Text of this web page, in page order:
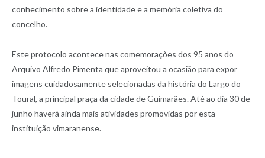
conhecimento sobre a identidade e a memória coletiva do
concelho.
Este protocolo acontece nas comemorações dos 95 anos do
Arquivo Alfredo Pimenta que aproveitou a ocasião para expor
imagens cuidadosamente selecionadas da história do Largo do
Toural, a principal praça da cidade de Guimarães. Até ao dia 30 de
junho haverá ainda mais atividades promovidas por esta
instituição vimaranense.